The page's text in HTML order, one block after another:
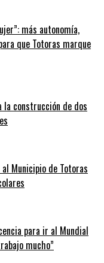
más autonomía,
que Totoras marque
la construcción de dos
Municipio de Totoras
para ir al Mundial
mucho”